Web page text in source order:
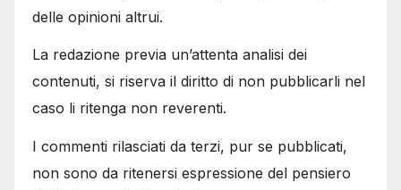
delle opinioni altrui.
La redazione previa un’attenta analisi dei
contenuti, si riserva il diritto di non pubblicarli nel
caso li ritenga non reverenti.
I commenti rilasciati da terzi, pur se pubblicati,
non sono da ritenersi espressione del pensiero